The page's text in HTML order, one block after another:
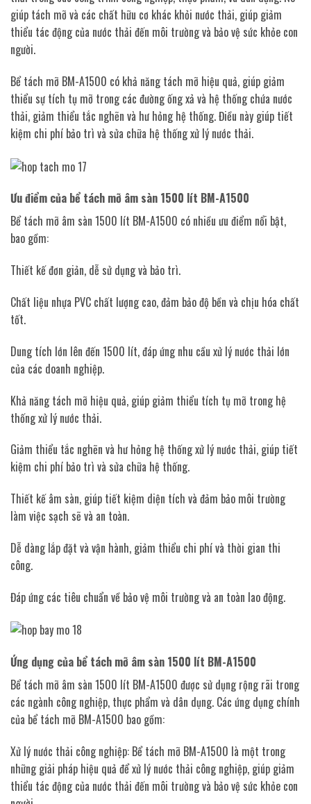
giúp tách mỡ và các chất hữu cơ khác khỏi nước thải, giúp giảm
thiểu tác động của nước thải đến môi trường và bảo vệ sức khỏe con
người.
Bể tách mỡ BM-A1500 có khả năng tách mỡ hiệu quả, giúp giảm
thiểu sự tích tụ mỡ trong các đường ống xả và hệ thống chứa nước
thải, giảm thiểu tắc nghẽn và hư hỏng hệ thống. Điều này giúp tiết
kiệm chi phí bảo trì và sửa chữa hệ thống xử lý nước thải.
Ưu điểm của bể tách mỡ âm sàn 1500 lít BM-A1500
Bể tách mỡ âm sàn 1500 lít BM-A1500 có nhiều ưu điểm nổi bật,
bao gồm:
Thiết kế đơn giản, dễ sử dụng và bảo trì.
Chất liệu nhựa PVC chất lượng cao, đảm bảo độ bền và chịu hóa chất
tốt.
Dung tích lớn lên đến 1500 lít, đáp ứng nhu cầu xử lý nước thải lớn
của các doanh nghiệp.
Khả năng tách mỡ hiệu quả, giúp giảm thiểu tích tụ mỡ trong hệ
thống xử lý nước thải.
Giảm thiểu tắc nghẽn và hư hỏng hệ thống xử lý nước thải, giúp tiết
kiệm chi phí bảo trì và sửa chữa hệ thống.
Thiết kế âm sàn, giúp tiết kiệm diện tích và đảm bảo môi trường
làm việc sạch sẽ và an toàn.
Dễ dàng lắp đặt và vận hành, giảm thiểu chi phí và thời gian thi
công.
Đáp ứng các tiêu chuẩn về bảo vệ môi trường và an toàn lao động.
Ứng dụng của bể tách mỡ âm sàn 1500 lít BM-A1500
Bể tách mỡ âm sàn 1500 lít BM-A1500 được sử dụng rộng rãi trong
các ngành công nghiệp, thực phẩm và dân dụng. Các ứng dụng chính
của bể tách mỡ BM-A1500 bao gồm:
Xử lý nước thải công nghiệp: Bể tách mỡ BM-A1500 là một trong
những giải pháp hiệu quả để xử lý nước thải công nghiệp, giúp giảm
thiểu tác động của nước thải đến môi trường và bảo vệ sức khỏe con